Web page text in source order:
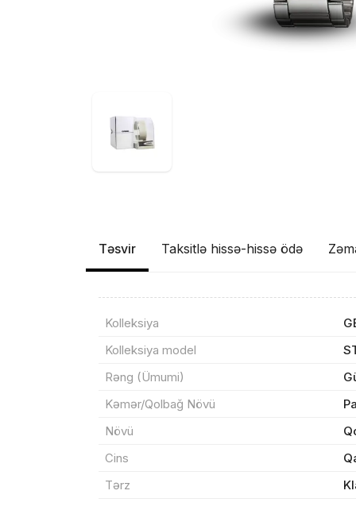
Təsvir Taksitlə hissə-hissə ödə
Kolleksiya
Kolleksiya model
Rəng (Ümumi)
Kəmər/Qolbağ Növü
Növü
Cins
Tərz